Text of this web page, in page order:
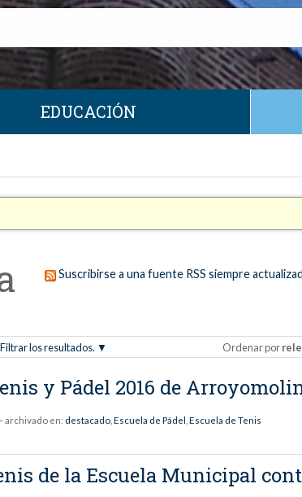
EDUCACIÓN
Suscribirse a una fuente RSS siempre
Filtrar los resultados. Ordenar por
y Pádel 2016 de
archivado en: destacado ,Escuela de Pádel ,Escuela de Tenis
de la Escuela Municipal